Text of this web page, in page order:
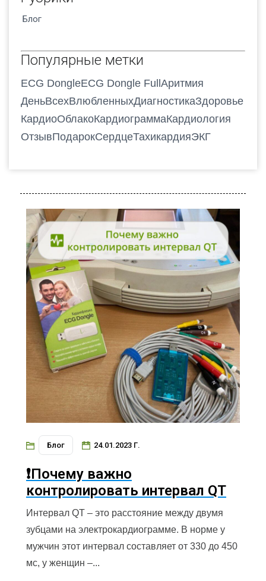
Блог
Популярные метки
ECG DongleECG Dongle Full Аритмия
ДеньВсехВлюбленныхДиагностикаЗдоровье
КардиоОблакоКардиограммаКардиология
ОтзывПодарокСердцеТахикардияЭКГ
Блог 24.01.2023 Г.
❗️Почему важно
контролировать интервал QT
Интервал QT – это расстояние между двумя
зубцами на электрокардиограмме. В норме у
мужчин этот интервал составляет от 330 до 450
мс, у женщин –...